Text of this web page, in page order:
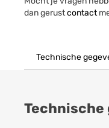
dan gerustcontact
Technische
Technische